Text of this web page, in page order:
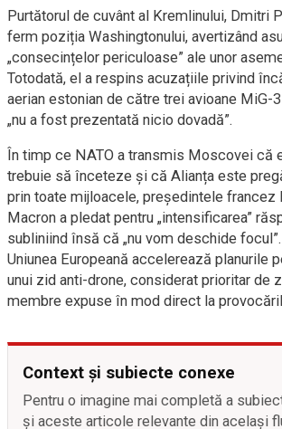
Purtătorul de cuvânt al Kremlinului, Dmitri
ferm poziția Washingtonului, avertizând
„consecințelor periculoase” ale unor
Totodată, el a respins acuzațiile privind
aerian estonian de către trei avioane MiG-
„nu a fost prezentată nicio dovadă”.
În timp ce NATO a transmis Moscovei că
trebuie să înceteze și că Alianța este
prin toate mijloacele, președintele francez
Macron a pledat pentru „intensificarea”
subliniind însă că „nu vom deschide
Uniunea Europeană accelerează planurile
unui zid anti-drone, considerat prioritar de
membre expuse în mod direct la
Context și subiecte conexe
Pentru o imagine mai completă a
și aceste articole relevante din același